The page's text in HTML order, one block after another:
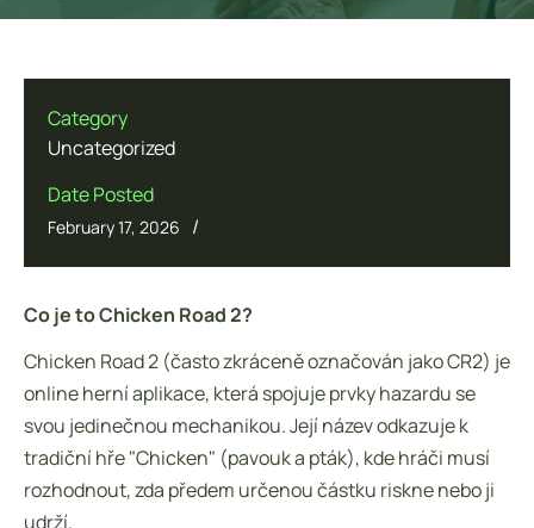
Category
Uncategorized
Date Posted
February 17, 2026 /
Co je to Chicken Road 2?
Chicken Road 2 (často zkráceně označován jako CR2) je
online herní aplikace, která spojuje prvky hazardu se
svou jedinečnou mechanikou. Její název odkazuje k
tradiční hře "Chicken" (pavouk a pták), kde hráči musí
rozhodnout, zda předem určenou částku riskne nebo ji
udrží.